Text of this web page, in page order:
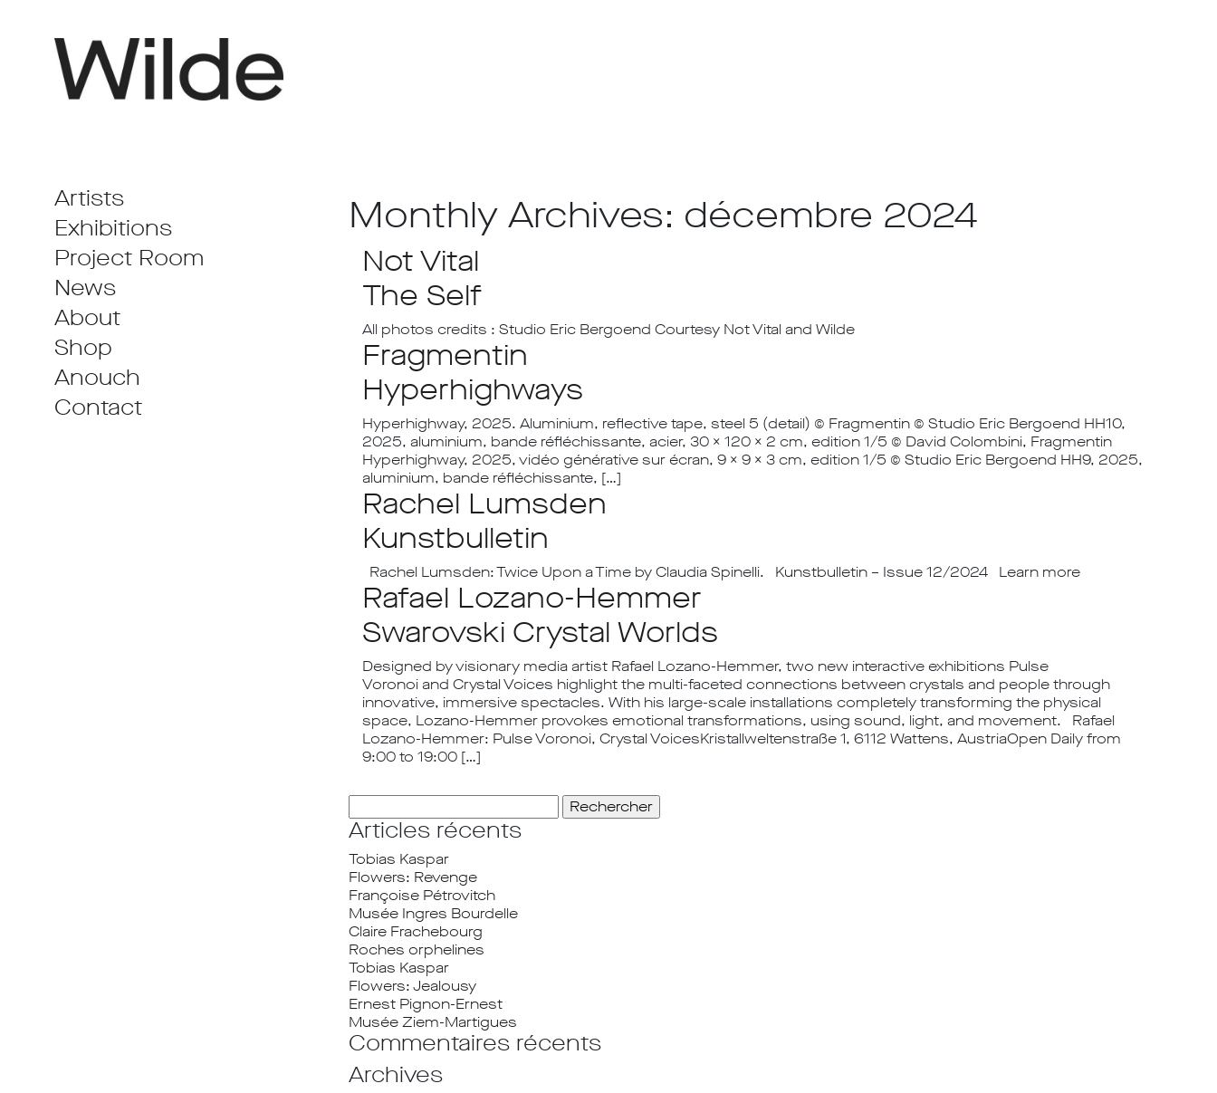
Artists
Exhibitions
Project Room
News
About
Shop
Anouch
Contact
Monthly Archives: décembre 2024
Not Vital
The Self
All photos credits : Studio Eric Bergoend Courtesy Not Vital and Wilde
Fragmentin
Hyperhighways
Hyperhighway, 2025. Aluminium, reflective tape, steel 5 (detail) © Fragmentin © Studio Eric Bergoend HH10,
2025, aluminium, bande réfléchissante, acier, 30 x 120 x 2 cm, edition 1/5 © David Colombini, Fragmentin
Hyperhighway, 2025, vidéo générative sur écran, 9 x 9 x 3 cm, edition 1/5 © Studio Eric Bergoend HH9, 2025,
aluminium, bande réfléchissante, […]
Rachel Lumsden
Kunstbulletin
Rachel Lumsden: Twice Upon a Time by Claudia Spinelli. Kunstbulletin – Issue 12/2024 Learn more
Rafael Lozano-Hemmer
Swarovski Crystal Worlds
Designed by visionary media artist Rafael Lozano-Hemmer, two new interactive exhibitions Pulse
Voronoi and Crystal Voices highlight the multi-faceted connections between crystals and people through
innovative, immersive spectacles. With his large-scale installations completely transforming the physical
space, Lozano-Hemmer provokes emotional transformations, using sound, light, and movement. Rafael
Lozano-Hemmer: Pulse Voronoi, Crystal VoicesKristallweltenstraße 1, 6112 Wattens, AustriaOpen Daily from
9:00 to 19:00 […]
Articles récents
Tobias Kaspar
Flowers: Revenge
Françoise Pétrovitch
Musée Ingres Bourdelle
Claire Frachebourg
Roches orphelines
Tobias Kaspar
Flowers: Jealousy
Ernest Pignon-Ernest
Musée Ziem-Martigues
Commentaires récents
Archives